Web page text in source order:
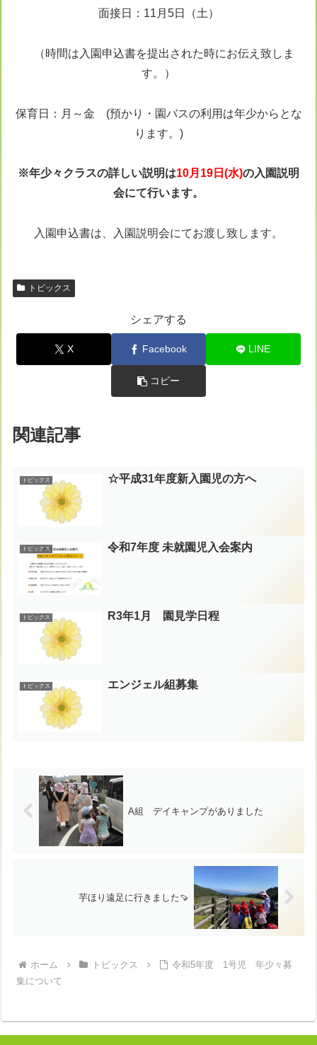
面接日：11月5日（土）
（時間は入園申込書を提出された時にお伝え致しま
す。）
保育日：月～金 (預かり・園バスの利用は年少からとな
ります。)
※年少々クラスの詳しい説明は10月19日(水)の入園説明
会にて行います。
入園申込書は、入園説明会にてお渡し致します。
トピックス
シェアする
X Facebook LINE
コピー
関連記事
トピックス ☆平成31年度新入園児の方へ
トピックス 令和7年度 未就園児入会案内
トピックス R3年1月 園見学日程
トピックス エンジェル組募集
A組 デイキャンプがありました
芋ほり遠足に行きました🍠
ホーム トピックス
令和5年度 1号児 年少々募
集について